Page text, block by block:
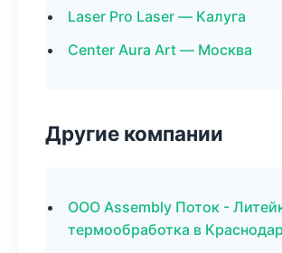
Laser Pro Laser — Калуга
Center Aura Art — Москва
Другие компании
ООО Assembly Поток -
термообработка в Краснодар